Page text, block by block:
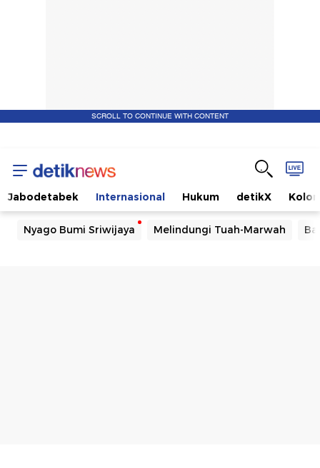
SCROLL TO CONTINUE WITH CONTENT
Jabodetabek Internasional Hukum detikX
Nyago Bumi Sriwijaya Melindungi Tuah-Marwah